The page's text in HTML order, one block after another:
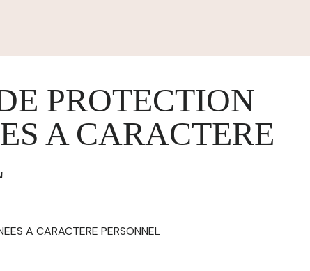
PROTECTION
A CARACTERE
A CARACTERE PERSONNEL